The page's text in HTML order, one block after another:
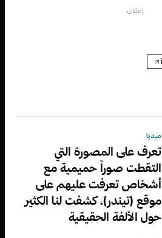
إعلان
ميديا
تعرف على المصورة التي
التقطت صوراً حميمية مع
أشخاص تعرفت عليهم على
موقع (تيندر)، كشفت لنا الكثير
حول الألفة الحقيقية